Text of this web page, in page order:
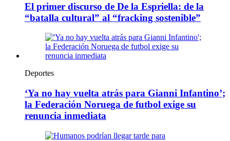
El primer discurso de De la Espriella: de la
“batalla cultural” al “fracking sostenible”
Deportes
‘Ya no hay vuelta atrás para Gianni Infantino’;
la Federación Noruega de futbol exige su
renuncia inmediata